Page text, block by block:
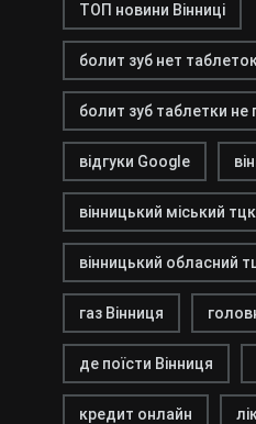
ТОП новини Вінниці
болит зуб нет
болит зуб таблетки
відгуки Google
вінницький міський
вінницький обласний
газ Вінниця
де поїсти Вінниця
кредит онлайн